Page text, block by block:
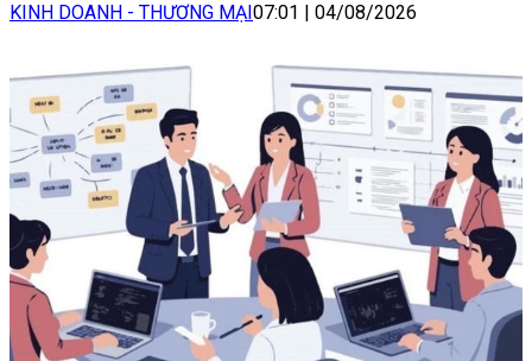
KINH DOANH - THƯƠNG MẠI 07:01 04/08/2026